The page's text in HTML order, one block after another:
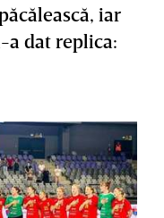
iar
dat replica: